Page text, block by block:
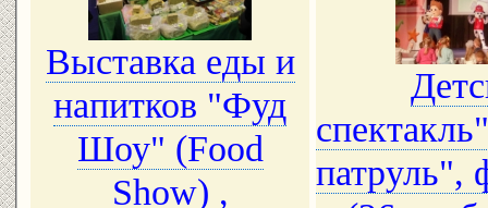
Выставка еды и
напитков "Фуд
Шоу" (Food
Show) ,
патруль",